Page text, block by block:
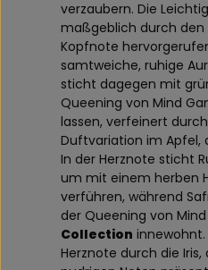
verzaubern. Die
maßgeblich durch den
Kopfnote
samtweiche, ruhige
sticht dagegen mit
Queening von Mind
lassen, verfeinert
Duftvariation im Apfel,
In der Herznote sticht
um mit einem herben
verführen, während
der Queening von
Collection
Herznote durch die